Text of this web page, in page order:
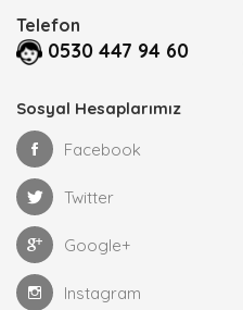
Telefon
0530 447 94 60
Sosyal Hesaplarımız
Facebook
Twitter
Google+
Instagram